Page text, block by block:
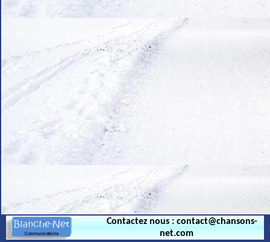
Contactez nous : contact@chansons-
net.com